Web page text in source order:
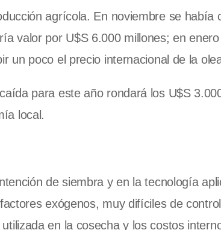
agrícola. En noviembre se había
valor por U$S 6.000 millones; en
un poco el precio internacional de la
para este año rondará los U$S
local.
de siembra y en la tecnología
exógenos, muy difíciles de
en la cosecha y los costos